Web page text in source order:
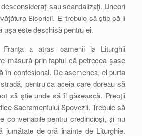
sau scandalizaţi. Uneori
Bisericii. Ei trebuie să ştie că li
uşa este deschisă pentru ei.
a atras oamenii la Liturghii
măsură prin faptul că petrecea şase
în confesional. De asemenea, el purta
pentru ca aceia care doreau să
să ştie unde să îl găsească. Preoţii
Sacramentului Spovezii. Trebuie să
convenabile pentru credincioşi, şi nu
jumătate de oră înainte de Liturghie.